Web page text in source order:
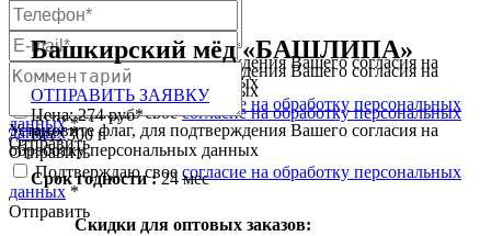
Установите флаг, для подтверждения Вашего согласия на
обработку персональных данных
Подтверждаю своесогласие на обработку персональных
данных *
Отправить
Установите флаг, для подтверждения Вашего согласия на
обработку персональных данных
Подтверждаю своесогласие на обработку персональных
данных *
Отправить
Установите флаг, для подтверждения Вашего согласия на
обработку персональных данных
Подтверждаю свое согласие на обработку персональных
данных *
Отправить
Башкирский мёд «БАШЛИПА»
ОТПРАВИТЬ ЗАЯВКУ
Цена: 274 руб*
Вес: 300 г
Срок годности :24 мес
Скидки для оптовых заказов: